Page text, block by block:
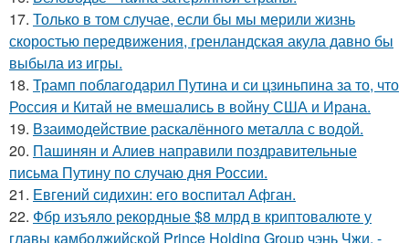
17. Только в том случае, если бы мы мерили жизнь
скоростью передвижения, гренландская акула давно бы
выбыла из игры.
18. Трамп поблагодарил Путина и си цзиньпина за то, что
Россия и Китай не вмешались в войну США и Ирана.
19. Взаимодействие раскалённого металла с водой.
20. Пашинян и Алиев направили поздравительные
письма Путину по случаю дня России.
21. Евгений сидихин: его воспитал Афган.
22. Фбр изъяло рекордные $8 млрд в криптовалюте у
главы камбоджийской Prince Holding Group чэнь Чжи, -